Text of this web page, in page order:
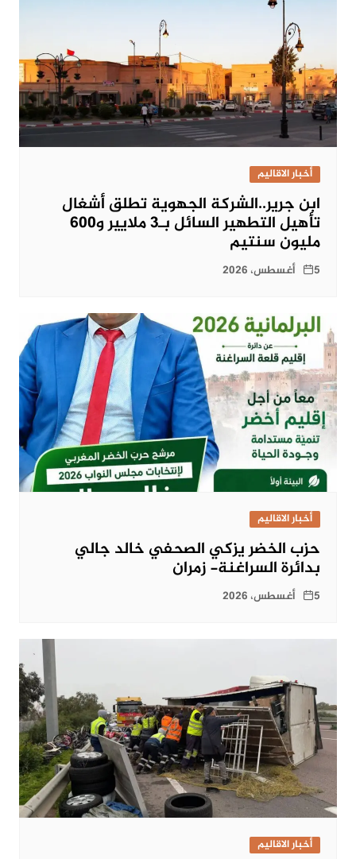
أخبار الاقاليم
ابن جرير..الشركة الجهوية تطلق أشغال
تأهيل التطهير السائل بـ3 ملايير و600
مليون سنتيم
5 أغسطس، 2026
أخبار الاقاليم
حزب الخضر يزكي الصحفي خالد جالي
بدائرة السراغنة- زمران
5 أغسطس، 2026
أخبار الاقاليم